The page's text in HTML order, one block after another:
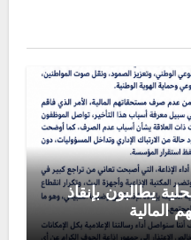
يطالبون بإنقاذ
المالية